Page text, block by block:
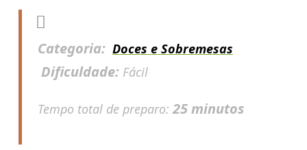
Categoria: Doces e Sobremesas
Dificuldade: Fácil
Tempo total de preparo: 25 minutos